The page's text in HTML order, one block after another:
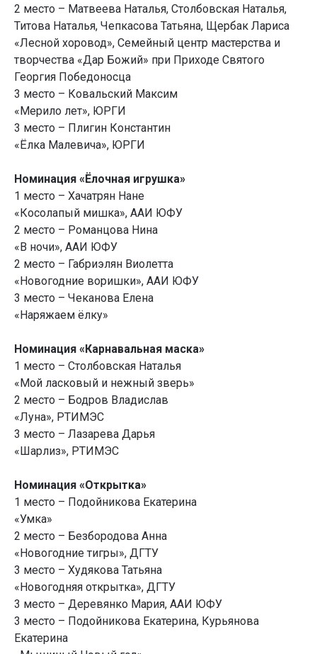
2 место – Матвеева Наталья, Столбовская Наталья,
Титова Наталья, Чепкасова Татьяна, Щербак Лариса
«Лесной хоровод», Семейный центр мастерства и
творчества «Дар Божий» при Приходе Святого
Георгия Победоносца
3 место – Ковальский Максим
«Мерило лет», ЮРГИ
3 место – Плигин Константин
«Ёлка Малевича», ЮРГИ
Номинация «Ёлочная игрушка»
1 место – Хачатрян Нане
«Косолапый мишка», ААИ ЮФУ
2 место – Романцова Нина
«В ночи», ААИ ЮФУ
2 место – Габриэлян Виолетта
«Новогодние воришки», ААИ ЮФУ
3 место – Чеканова Елена
«Наряжаем ёлку»
Номинация «Карнавальная маска»
1 место – Столбовская Наталья
«Мой ласковый и нежный зверь»
2 место – Бодров Владислав
«Луна», РТИМЭС
3 место – Лазарева Дарья
«Шарлиз», РТИМЭС
Номинация «Открытка»
1 место – Подойникова Екатерина
«Умка»
2 место – Безбородова Анна
«Новогодние тигры», ДГТУ
3 место – Худякова Татьяна
«Новогодняя открытка», ДГТУ
3 место – Деревянко Мария, ААИ ЮФУ
3 место – Подойникова Екатерина, Курьянова
Екатерина